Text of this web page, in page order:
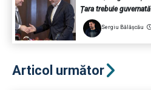
Țara trebuie guvernată
Sergiu Bălășcău
Articol următor